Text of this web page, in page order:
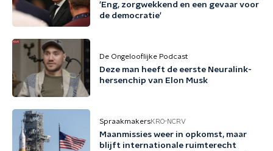
'Eng, zorgwekkend en een gevaar voor
de democratie'
De Ongelooflijke Podcast
Deze man heeft de eerste Neuralink-
hersenchip van Elon Musk
SpraakmakersKRO-NCRV
Maanmissies weer in opkomst, maar
blijft internationale ruimterecht